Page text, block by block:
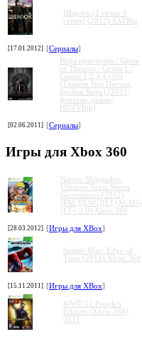
Шерлок (2 сезон 3
серия) (2012) SATRip
[17.01.2012] [Сериалы]
Игра престолов / Game
of Thrones / Сезон 1 /
Серии 1,2,3,4 (10)
(Тимоти Ван Паттен,
Брайан Кирк) [2011,
фэнтези, драма,
HDTVRip]
[02.06.2011] [Сериалы]
Игры для Xbox 360
Naruto Shippuden:
Ultimate Ninja Storm
Generations (2012)
[PAL][ENG][L] (XGD3)
(LT+ 3.0) Xbox 360
[28.03.2012] [Игры для XBox]
Spider-Man: Edge of
Time (2011) Xbox 360
[15.11.2011] [Игры для XBox]
WWE 12 People's
Edition (Xbox 360)
2011